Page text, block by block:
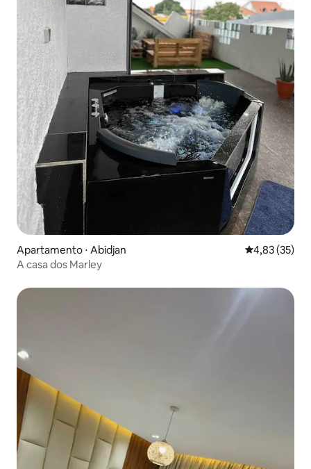
Apartamento ⋅ Abidjan 4,83 de uma
4,83 (35)
A casa dos Marley